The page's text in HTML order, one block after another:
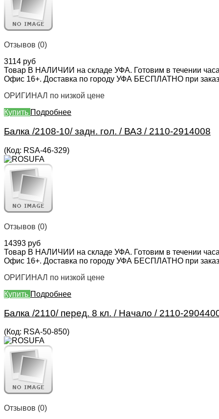
Отзывов (0)
3114 руб
Товар В НАЛИЧИИ на складе УФА. Готовим в течении
Офис 16+. Доставка по городу УФА БЕСПЛАТНО при
ОРИГИНАЛ по низкой цене
Купить Подробнее
Балка /2108-10/ задн. гол. / ВАЗ / 2110-2914008
(Код: RSA-46-329)
Отзывов (0)
14393 руб
Товар В НАЛИЧИИ на складе УФА. Готовим в течении
Офис 16+. Доставка по городу УФА БЕСПЛАТНО при
ОРИГИНАЛ по низкой цене
Купить Подробнее
Балка /2110/ перед. 8 кл. / Начало / 2110-
(Код: RSA-50-850)
Отзывов (0)